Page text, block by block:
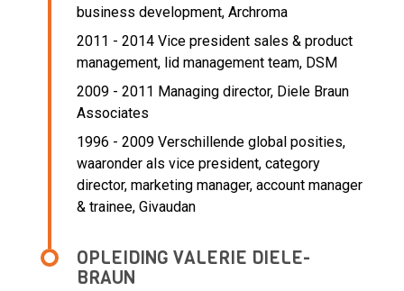
business development, Archroma
2011 - 2014 Vice president sales & product
management, lid management team, DSM
2009 - 2011 Managing director, Diele Braun
Associates
1996 - 2009 Verschillende global posities,
waaronder als vice president, category
director, marketing manager, account manager
& trainee, Givaudan
OPLEIDING VALERIE DIELE-
BRAUN